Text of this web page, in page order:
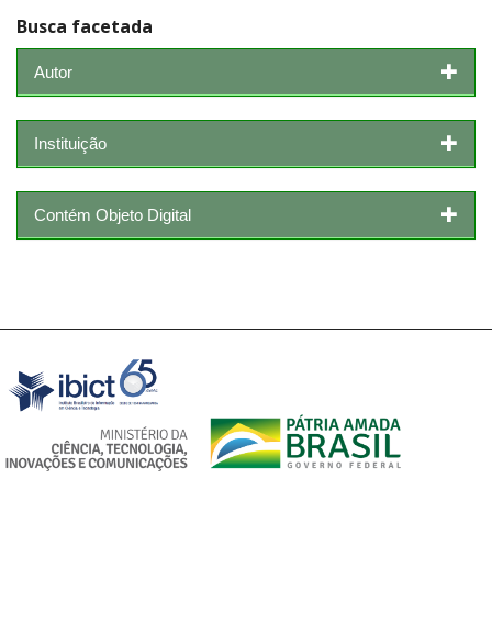
Busca facetada
Autor
Instituição
Contém Objeto Digital